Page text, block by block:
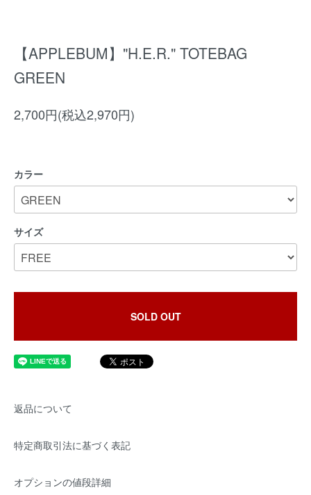
【APPLEBUM】"H.E.R." TOTEBAG
GREEN
2,700円(税込2,970円)
カラー
サイズ
SOLD OUT
返品について
特定商取引法に基づく表記
オプションの値段詳細